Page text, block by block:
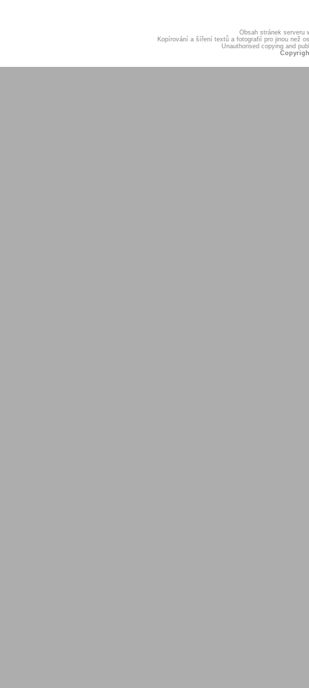
Obsah stránek serveru
Kopírování a šíření textů a fotografií pro jinou než
Unauthorised copying and